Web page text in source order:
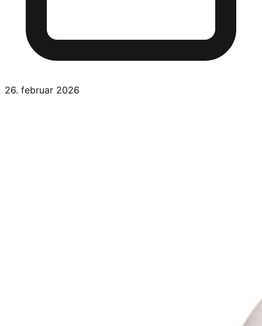
26. februar 2026